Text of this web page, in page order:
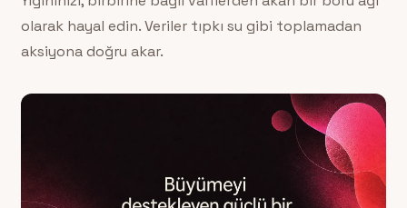
olarak hayal edin. Veriler tıpkı su gibi toplamadan
aksiyona doğru akar.